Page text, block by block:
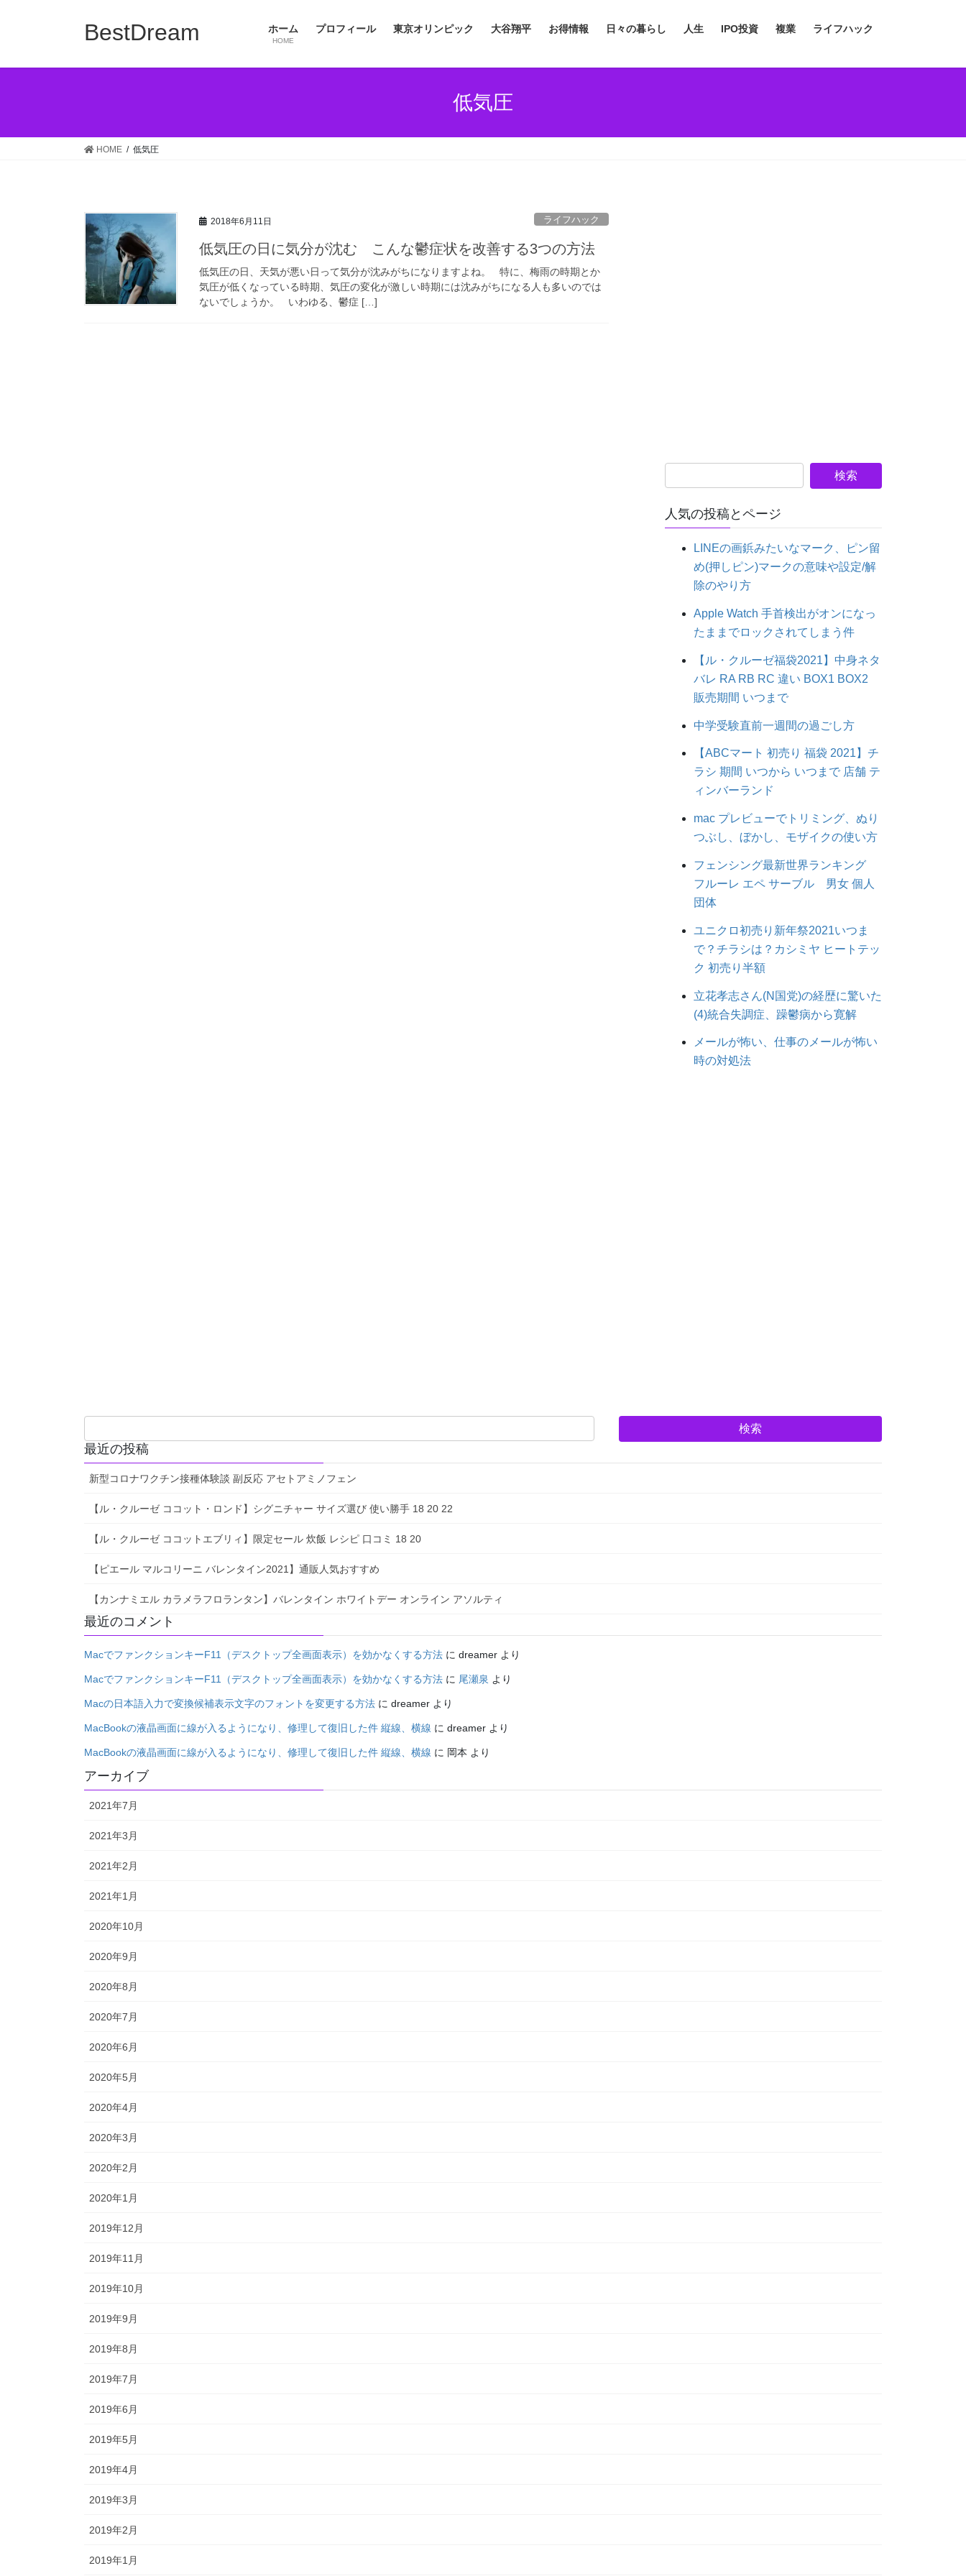
BestDream ホーム
HOME
プロフィール 東京オリンピック 大谷翔平 お得情報 日々の暮らし 人生 IPO投資 複業 ライフハック
低気圧
HOME 低気圧
2018年6月11日 ライフハック
低気圧の日に気分が沈む こんな鬱症状を改善する3つの方法
低気圧の日、天気が悪い日って気分が沈みがちになりますよね。 特に、梅雨の時期とか
気圧が低くなっている時期、気圧の変化が激しい時期には沈みがちになる人も多いのでは
ないでしょうか。 いわゆる、鬱症 […]
人気の投稿とページ
LINEの画鋲みたいなマーク、ピン留
め(押しピン)マークの意味や設定/解
除のやり方
Apple Watch 手首検出がオンになっ
たままでロックされてしまう件
【ル・クルーゼ福袋2021】中身ネタ
バレ RA RB RC 違い BOX1 BOX2
販売期間 いつまで
中学受験直前一週間の過ごし方
【ABCマート 初売り 福袋 2021】チ
ラシ 期間 いつから いつまで 店舗 テ
ィンバーランド
mac プレビューでトリミング、ぬり
つぶし、ぼかし、モザイクの使い方
フェンシング最新世界ランキング
フルーレ エペ サーブル 男女 個人
団体
ユニクロ初売り新年祭2021いつま
で？チラシは？カシミヤ ヒートテッ
ク 初売り半額
立花孝志さん(N国党)の経歴に驚いた
(4)統合失調症、躁鬱病から寛解
メールが怖い、仕事のメールが怖い
時の対処法
最近の投稿
新型コロナワクチン接種体験談 副反応 アセトアミノフェン
【ル・クルーゼ ココット・ロンド】シグニチャー サイズ選び 使い勝手 18 20 22
【ル・クルーゼ ココットエブリィ】限定セール 炊飯 レシピ 口コミ 18 20
【ピエール マルコリーニ バレンタイン2021】通販人気おすすめ
【カンナミエル カラメラフロランタン】バレンタイン ホワイトデー オンライン アソルティ
最近のコメント
MacでファンクションキーF11（デスクトップ全画面表示）を効かなくする方法 に dreamer より
MacでファンクションキーF11（デスクトップ全画面表示）を効かなくする方法 に 尾瀬泉 より
Macの日本語入力で変換候補表示文字のフォントを変更する方法 に dreamer より
MacBookの液晶画面に線が入るようになり、修理して復旧した件 縦線、横線 に dreamer より
MacBookの液晶画面に線が入るようになり、修理して復旧した件 縦線、横線 に 岡本 より
アーカイブ
2021年7月
2021年3月
2021年2月
2021年1月
2020年10月
2020年9月
2020年8月
2020年7月
2020年6月
2020年5月
2020年4月
2020年3月
2020年2月
2020年1月
2019年12月
2019年11月
2019年10月
2019年9月
2019年8月
2019年7月
2019年6月
2019年5月
2019年4月
2019年3月
2019年2月
2019年1月